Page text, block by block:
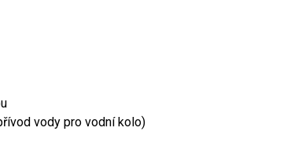
vody pro vodní kolo)